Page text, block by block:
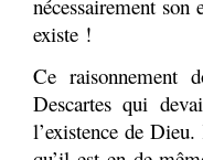
nécessairement
existe !
Ce raisonnement
Descartes qui
l’existence de